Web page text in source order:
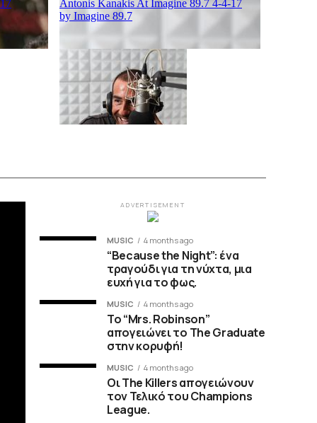
ADVERTISEMENT
MUSIC 4 months ago
“Because the Night”: ένα
τραγούδι για τη νύχτα, μια
ευχή για το φως.
MUSIC 4 months ago
To “Mrs. Robinson”
απογειώνει το The Graduate
στην κορυφή!
MUSIC 4 months ago
Οι The Killers απογειώνουν
τον Τελικό του Champions
League.